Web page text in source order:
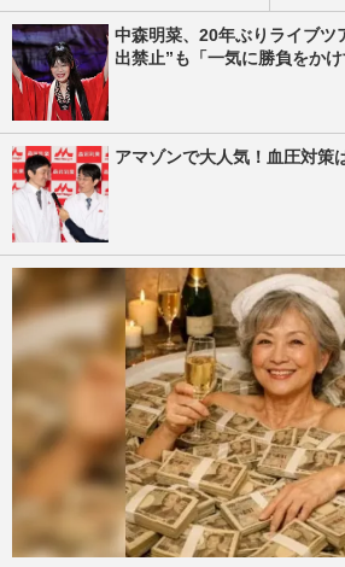
中森明菜、20年ぶりライブツ
出禁止”も「一気に勝負をか
アマゾンで大人気！血圧対策